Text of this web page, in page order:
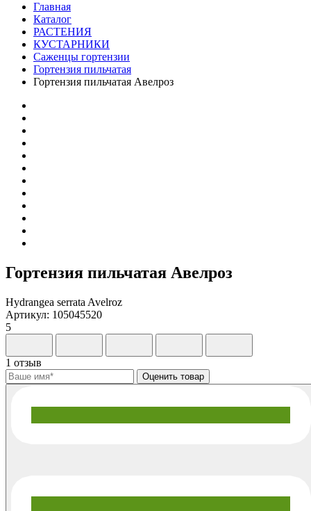
Главная
Каталог
РАСТЕНИЯ
КУСТАРНИКИ
Саженцы гортензии
Гортензия пильчатая
Гортензия пильчатая Авелроз
Гортензия пильчатая Авелроз
Hydrangea serrata Avelroz
Артикул: 105045520
5
1 отзыв